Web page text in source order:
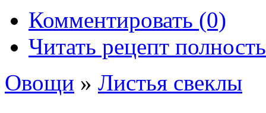
Комментировать (0)
Читать рецепт
Овощи » Листья свеклы